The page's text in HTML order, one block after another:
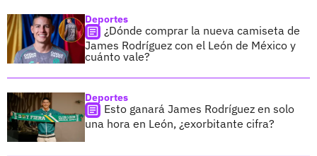
Deportes
¿Dónde comprar la nueva camiseta de
James Rodríguez con el León de México y
cuánto vale?
Deportes
Esto ganará James Rodríguez en solo
una hora en León, ¿exorbitante cifra?